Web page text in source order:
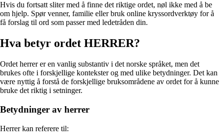
Hvis du fortsatt sliter med å finne det riktige ordet, nøl ikke med å be
om hjelp. Spør venner, familie eller bruk online kryssordverktøy for å
få forslag til ord som passer med ledetråden din.
Hva betyr ordet HERRER?
Ordet herrer er en vanlig substantiv i det norske språket, men det
brukes ofte i forskjellige kontekster og med ulike betydninger. Det kan
være nyttig å forstå de forskjellige bruksområdene av ordet for å kunne
bruke det riktig i setninger.
Betydninger av herrer
Herrer kan referere til: